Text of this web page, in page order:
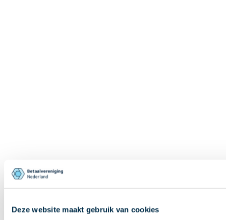
Deze website maakt gebruik van cookies